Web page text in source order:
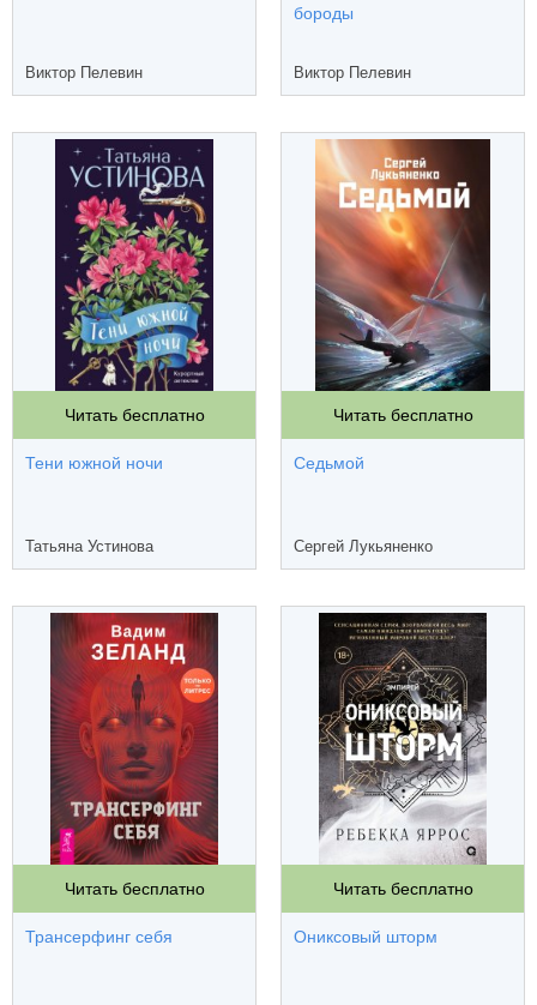
Виктор Пелевин
бороды
Виктор Пелевин
Читать бесплатно
Тени южной ночи
Татьяна Устинова
Читать бесплатно
Седьмой
Сергей Лукьяненко
Читать бесплатно
Трансерфинг себя
Читать бесплатно
Ониксовый шторм